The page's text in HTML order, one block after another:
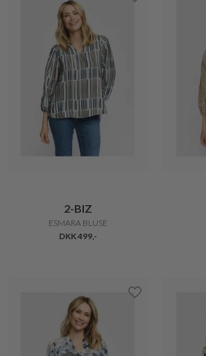
2-BIZ
ESMARA BLUSE
DKK 499,-